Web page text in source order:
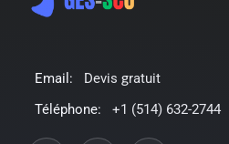
Email:
Devis gratuit
Téléphone:
+1 (514) 632-2744